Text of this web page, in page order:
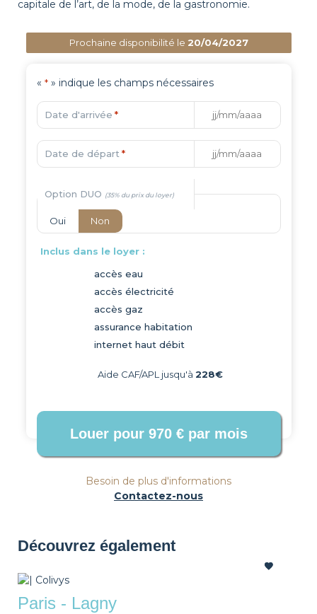
capitale de l’art, de la mode, de la gastronomie.
Prochaine disponibilité le 20/04/2027
« *» indique les champs nécessaires
Date d'arrivée *
Date de départ *
Option DUO
Oui Non
Inclus dans le loyer :
accès eau
accès électricité
accès gaz
assurance habitation
internet haut débit
Aide CAF/APL jusqu'à 228€
Besoin de plus d'informations
Contactez-nous
Découvrez également
Paris - Lagny